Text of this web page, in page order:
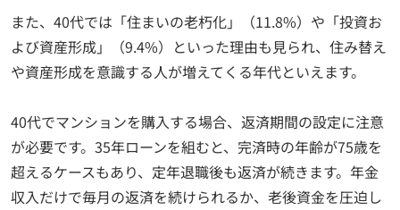
また、40代では「住まいの老朽化」（11.8%）や「投資お
よび資産形成」（9.4%）といった理由も見られ、住み替え
や資産形成を意識する人が増えてくる年代といえます。
40代でマンションを購入する場合、返済期間の設定に注意
が必要です。35年ローンを組むと、完済時の年齢が75歳を
超えるケースもあり、定年退職後も返済が続きます。年金
収入だけで毎月の返済を続けられるか、老後資金を圧迫し